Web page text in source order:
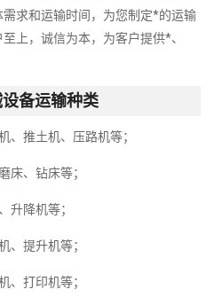
求和运输时间，为您制定*的运输
上，诚信为本，为客户提供*、
备运输种类
、推土机、压路机等；
床、钻床等；
升降机等；
、提升机等；
、打印机等；